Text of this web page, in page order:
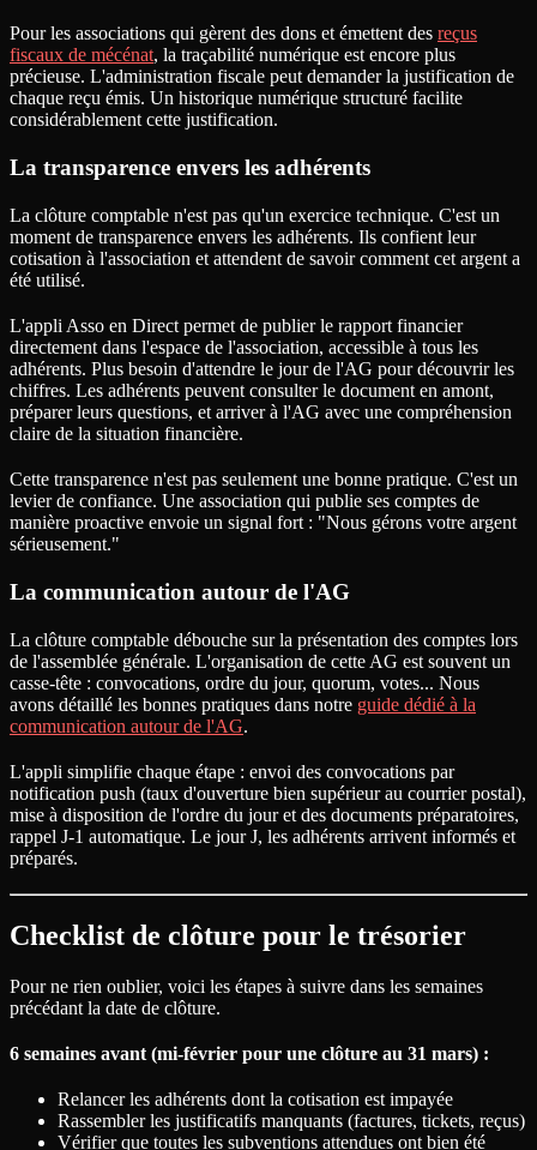
Pour les associations qui gèrent des dons et émettent des reçus
fiscaux de mécénat, la traçabilité numérique est encore plus
précieuse. L'administration fiscale peut demander la justification de
chaque reçu émis. Un historique numérique structuré facilite
considérablement cette justification.
La transparence envers les adhérents
La clôture comptable n'est pas qu'un exercice technique. C'est un
moment de transparence envers les adhérents. Ils confient leur
cotisation à l'association et attendent de savoir comment cet argent a
été utilisé.
L'appli Asso en Direct permet de publier le rapport financier
directement dans l'espace de l'association, accessible à tous les
adhérents. Plus besoin d'attendre le jour de l'AG pour découvrir les
chiffres. Les adhérents peuvent consulter le document en amont,
préparer leurs questions, et arriver à l'AG avec une compréhension
claire de la situation financière.
Cette transparence n'est pas seulement une bonne pratique. C'est un
levier de confiance. Une association qui publie ses comptes de
manière proactive envoie un signal fort : "Nous gérons votre argent
sérieusement."
La communication autour de l'AG
La clôture comptable débouche sur la présentation des comptes lors
de l'assemblée générale. L'organisation de cette AG est souvent un
casse-tête : convocations, ordre du jour, quorum, votes... Nous
avons détaillé les bonnes pratiques dans notre guide dédié à la
communication autour de l'AG.
L'appli simplifie chaque étape : envoi des convocations par
notification push (taux d'ouverture bien supérieur au courrier postal),
mise à disposition de l'ordre du jour et des documents préparatoires,
rappel J-1 automatique. Le jour J, les adhérents arrivent informés et
préparés.
Checklist de clôture pour le trésorier
Pour ne rien oublier, voici les étapes à suivre dans les semaines
précédant la date de clôture.
6 semaines avant (mi-février pour une clôture au 31 mars) :
Relancer les adhérents dont la cotisation est impayée
Rassembler les justificatifs manquants (factures, tickets, reçus)
Vérifier que toutes les subventions attendues ont bien été